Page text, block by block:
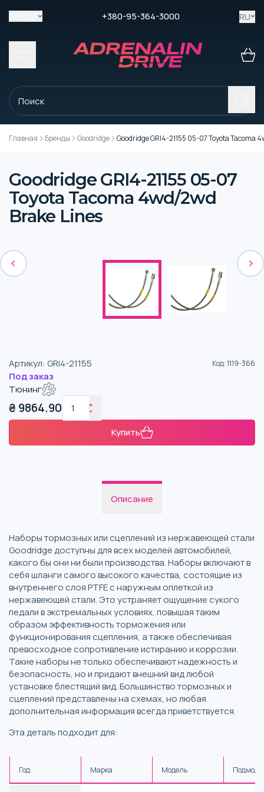
+380-95-364-3000 RU
Главная Бренды Goodridge Goodridge GRI4-21155 05-07 Toyota Tacoma
Goodridge GRI4-21155 05-07
Toyota Tacoma 4wd/2wd
Brake Lines
Артикул: GRI4-21155 Код:1119-366
Под заказ
Тюнинг
₴ 9864.90
Купить
Описание
Наборы тормозных или сцеплений из нержавеющей стали
Goodridge доступны для всех моделей автомобилей,
какого бы они ни были производства. Наборы включают в
себя шланги самого высокого качества, состоящие из
внутреннего слоя PTFE с наружным оплеткой из
нержавеющей стали. Это устраняет ощущение сукого
педали в экстремальных условиях, повышая таким
образом эффективность торможения или
функционирования сцепления, а также обеспечивая
превосходное сопротивление истиранию и коррозии.
Такие наборы не только обеспечивают надежность и
безопасность, но и придают внешний вид любой
установке блестящий вид. Большинство тормозных и
сцеплений представлены на схемах, но любая
дополнительная информация всегда приветствуется.
Эта деталь подходит для:
Год Марка Модель